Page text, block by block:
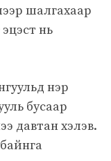
шалгахаар
нь
нэр
бусаар
давтан хэлэв.